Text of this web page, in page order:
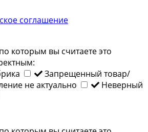
соглашение
которым вы считаете это
Запрещенный товар/
не актуально
Неверный